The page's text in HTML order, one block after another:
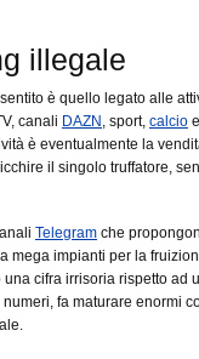
illegale
è quello legato alle
canali DAZN , sport, calcio
è eventualmente la
il singolo truffatore,
Telegram che
mega impianti per la
cifra irrisoria rispetto ad
fa maturare enormi